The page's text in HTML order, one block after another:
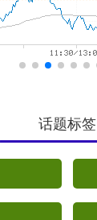
话题标签